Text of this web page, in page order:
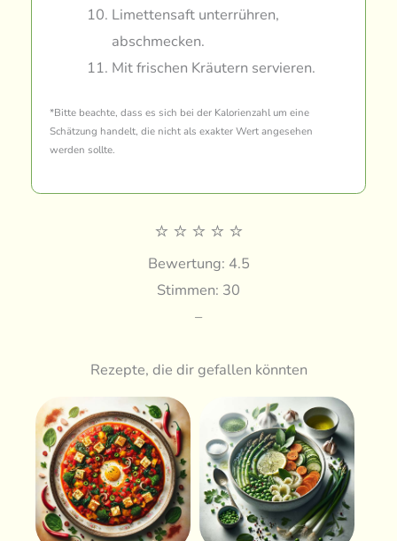
Limettensaft unterrühren,
abschmecken.
Mit frischen Kräutern servieren.
*Bitte beachte, dass es sich bei der Kalorienzahl um eine
Schätzung handelt, die nicht als exakter Wert angesehen
werden sollte.
⭐ ⭐ ⭐ ⭐ ⭐
Bewertung: 4.5
Stimmen: 30
–
Rezepte, die dir gefallen könnten